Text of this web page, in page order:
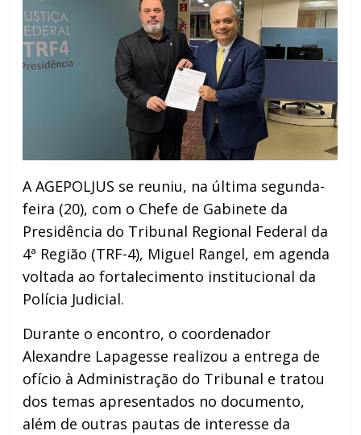
A AGEPOLJUS se reuniu, na última segunda-
feira (20), com o Chefe de Gabinete da
Presidência do Tribunal Regional Federal da
4ª Região (TRF-4), Miguel Rangel, em agenda
voltada ao fortalecimento institucional da
Polícia Judicial.
Durante o encontro, o coordenador
Alexandre Lapagesse realizou a entrega de
ofício à Administração do Tribunal e tratou
dos temas apresentados no documento,
além de outras pautas de interesse da